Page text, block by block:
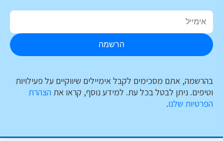
הרשמה
בהרשמה, אתם מסכימים לקבל אימיילים שיווקיים על פעילויות
וטיפים. ניתן לבטל בכל עת. למידע נוסף, קראו את הצהרת
הפרטיות שלנו.